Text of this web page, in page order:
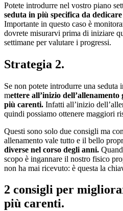
Potete introdurre nel vostro piano
seduta in più specifica da
Importante in questo caso è
dovrete misurarvi prima di iniziare
settimane per valutare i progressi.
Strategia 2.
Se non potete introdurre una
mettere all’inizio
più carenti. Infatti all’inizio
quindi possiamo ottenere maggiori
Questi sono solo due consigli ma
allenamento vale tutto e il bello
diverse nel corso degli anni.
scopo è ingannare il nostro fisico
non ha mai ricevuto: è questa la
2 consigli per
più carenti.